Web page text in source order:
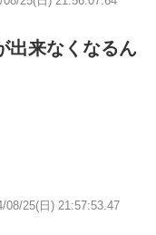
出来なくなるん
08/25(日) 21:57:53.47